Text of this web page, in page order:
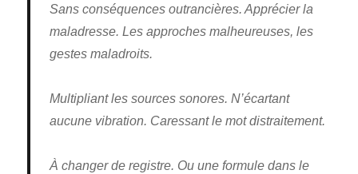
Sans conséquences outrancières. Apprécier la
maladresse. Les approches malheureuses, les
gestes maladroits.
Multipliant les sources sonores. N’écartant
aucune vibration. Caressant le mot distraitement.
À changer de registre. Ou une formule dans le